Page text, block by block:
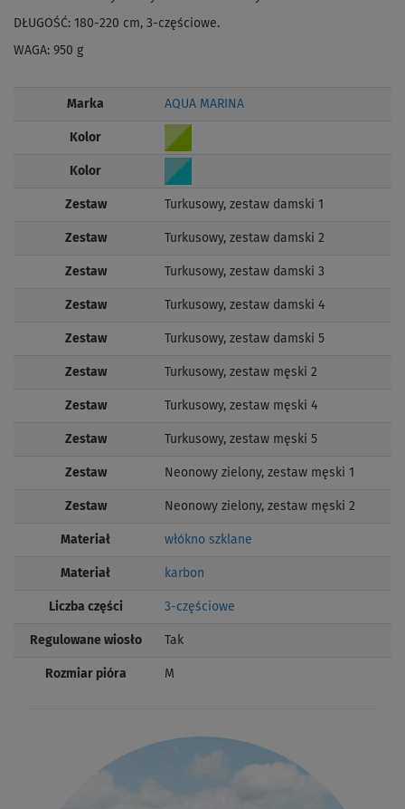
DŁUGOŚĆ: 180-220 cm, 3-częściowe.
WAGA: 950 g
Marka AQUA MARINA
Kolor
Kolor
Zestaw Turkusowy, zestaw damski 1
Zestaw Turkusowy, zestaw damski 2
Zestaw Turkusowy, zestaw damski 3
Zestaw Turkusowy, zestaw damski 4
Zestaw Turkusowy, zestaw damski 5
Zestaw Turkusowy, zestaw męski 2
Zestaw Turkusowy, zestaw męski 4
Zestaw Turkusowy, zestaw męski 5
Zestaw Neonowy zielony, zestaw męski 1
Zestaw Neonowy zielony, zestaw męski 2
Materiał włókno szklane
Materiał karbon
Liczba części 3-częściowe
Regulowane wiosło Tak
Rozmiar pióra M